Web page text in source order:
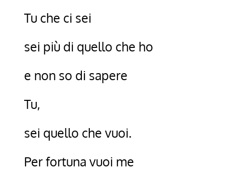
Tu che ci sei
sei più di quello che ho
e non so di sapere
Tu,
sei quello che vuoi.
Per fortuna vuoi me